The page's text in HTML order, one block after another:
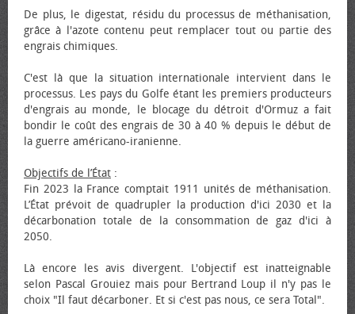
De plus, le digestat, résidu du processus de méthanisation,
grâce à l'azote contenu peut remplacer tout ou partie des
engrais chimiques.
C'est là que la situation internationale intervient dans le
processus. Les pays du Golfe étant les premiers producteurs
d'engrais au monde, le blocage du détroit d'Ormuz a fait
bondir le coût des engrais de 30 à 40 % depuis le début de
la guerre américano-iranienne.
Objectifs de l’État :
Fin 2023 la France comptait 1911 unités de méthanisation.
L’État prévoit de quadrupler la production d'ici 2030 et la
décarbonation totale de la consommation de gaz d'ici à
2050.
Là encore les avis divergent. L'objectif est inatteignable
selon Pascal Grouiez mais pour Bertrand Loup il n'y pas le
choix "Il faut décarboner. Et si c'est pas nous, ce sera Total".